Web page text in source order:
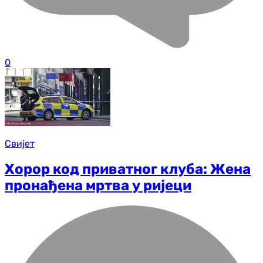
0
Свијет
Хорор код приватног клуба: Жена
пронађена мртва у ријеци